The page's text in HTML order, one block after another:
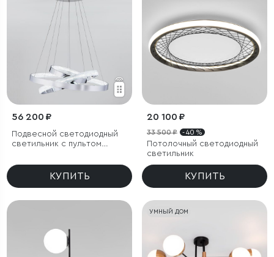
56 200 ₽
Подвесной светодиодный
светильник с пультом
КУПИТЬ
20 100 ₽
33 500 ₽ - 40 %
Потолочный светодиодный
светильник
КУПИТЬ
УМНЫЙ ДОМ